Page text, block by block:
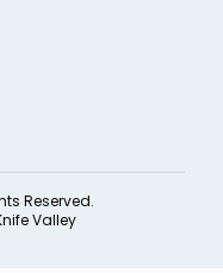
Reserved.
Valley